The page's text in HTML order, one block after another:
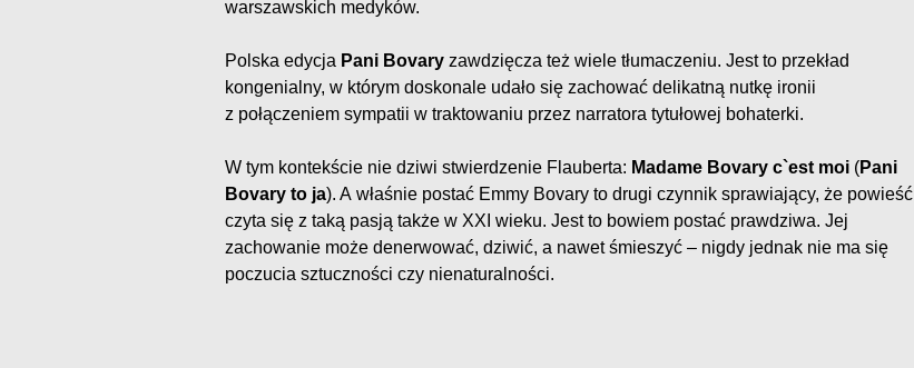
warszawskich medyków.
Polska edycja Pani Bovary zawdzięcza też wiele tłumaczeniu. Jest to przekład
kongenialny, w którym doskonale udało się zachować delikatną nutkę ironii
z połączeniem sympatii w traktowaniu przez narratora tytułowej bohaterki.
W tym kontekście nie dziwi stwierdzenie Flauberta: Madame Bovary c`est moi (Pani
Bovary to ja). A właśnie postać Emmy Bovary to drugi czynnik sprawiający, że powieść
czyta się z taką pasją także w XXI wieku. Jest to bowiem postać prawdziwa. Jej
zachowanie może denerwować, dziwić, a nawet śmieszyć – nigdy jednak nie ma się
poczucia sztuczności czy nienaturalności.